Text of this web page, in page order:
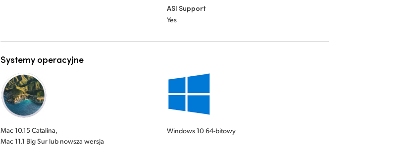
ASI Support
Yes
Systemy operacyjne
Mac 10.15 Catalina,
Mac 11.1 Big Sur lub nowsza wersja
Windows 1064-bitowy